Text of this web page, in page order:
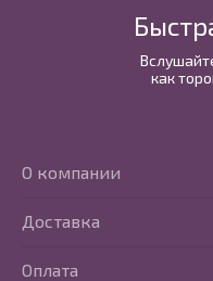
как
О компании
Доставка
Оплата